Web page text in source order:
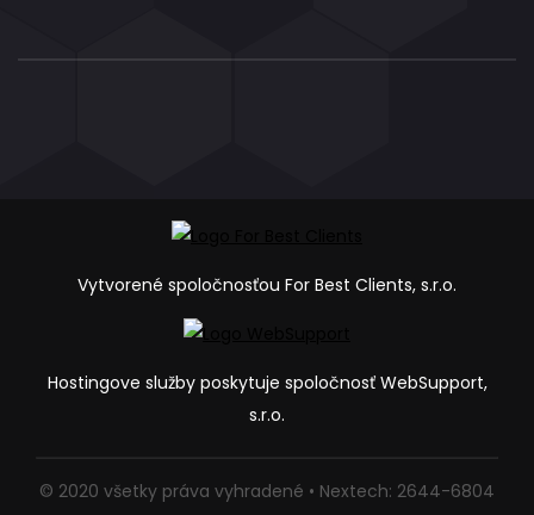
Vytvorené spoločnosťou For Best Clients, s.r.o.
Hostingove služby poskytuje spoločnosť WebSupport,
s.r.o.
© 2020 všetky práva vyhradené • Nextech: 2644-6804